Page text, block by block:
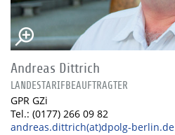
Andreas Dittrich
LANDESTARIFBEAUFTRAGTER
GPR GZi
Tel.: (0177) 266 09 82
andreas.dittrich(at)dpolg-berlin.de